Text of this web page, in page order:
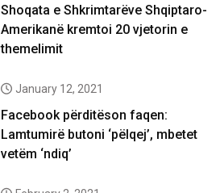
Shoqata e Shkrimtarëve Shqiptaro-
Amerikanë kremtoi 20 vjetorin e
themelimit
January 12, 2021
Facebook përditëson faqen:
Lamtumirë butoni ‘pëlqej’, mbetet
vetëm ‘ndiq’